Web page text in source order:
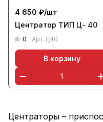
4 650 ₽/шт
Центратор ТИП Ц- 40
0 Арт. Ц40
В корзину
Центраторы –